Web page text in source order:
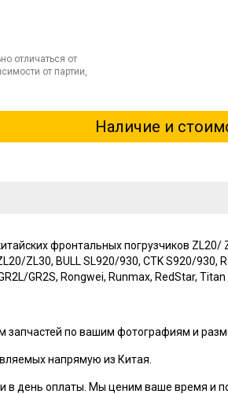
отличаться от
от партии,
Наличие и
фронтальных погрузчиков
ZL30, BULL SL920/930, CTK S920/930,
GR2S, Rongwei, Runmax, RedStar, Titan
запчастей по вашим фотографиям и
напрямую из Китая.
в день оплаты. Мы ценим ваше время и